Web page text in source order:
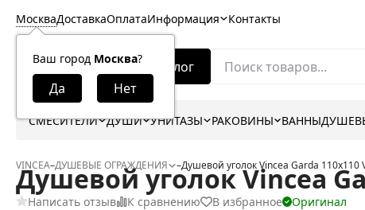
Москва
Ваш город Москва?
ДоставкаОплатаИнформация Контакты
Каталог
СМЕСИТЕЛИ ДУШИ УНИТАЗЫ РАКОВИНЫ ВАННЫ
VINCEA–ДУШЕВЫЕ ОГРАЖДЕНИЯ –Душевой уголок Vincea Garda 110x110
Душевой уголок Vincea
Написать отзыв К сравнению В избранное Оригинал